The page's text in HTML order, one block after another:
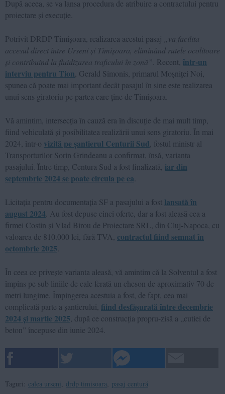
După aceea, se va lansa procedura de atribuire a contractului pentru
proiectare și execuție.
Potrivit DRDP Timișoara, realizarea acestui pasaj „va facilita
accesul direct între Urseni și Timișoara, eliminând rutele ocolitoare
și contribuind la fluidizarea traficului în zonă” . Recent, într-un
interviu pentru Tion , Gerald Simonis, primarul Moșniței Noi,
spunea că poate mai important decât pasajul în sine este realizarea
unui sens giratoriu pe partea care ține de Timișoara.
Vă amintim, intersecția în cauză era în discuție de mai mult timp,
fiind vehiculată și posibilitatea realizării unui sens giratoriu. În mai
2024, într-o vizită pe șantierul Centurii Sud , fostul ministr al
Transporturilor Sorin Grindeanu a confirmat, însă, varianta
pasajului. Între timp, Centura Sud a fost finalizată, iar din
septembrie 2024 se poate circula pe ea
Licitația pentru documentația SF a pasajului a fost lansată în
august 2024 . Au fost depuse cinci oferte, dar a fost aleasă cea a
firmei Costin și Vlad Birou de Proiectare SRL, din Cluj-Napoca, cu
valoarea de 810.000 lei, fără TVA, contractul fiind semnat în
octombrie 2025
În ceea ce privește varianta aleasă, vă amintim că la Solventul a fost
împins pe sub liniile de cale ferată un cheson de aproximativ 70 de
metri lungime. Împingerea acestuia a fost, de fapt, cea mai
complicată parte a șantierului, fiind desfășurată între decembrie
2024 și martie 2025 , după ce construcția propru-zisă a „cutiei de
beton” începuse din iunie 2024.
Taguri: calea urseni drdp timisoara pasaj centură